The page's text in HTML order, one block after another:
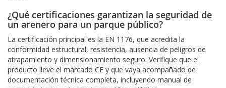
¿Qué certificaciones garantizan la seguridad de
un arenero para un parque público?
La certificación principal es la EN 1176, que acredita la
conformidad estructural, resistencia, ausencia de peligros de
atrapamiento y dimensionamiento seguro. Verifique que el
producto lleve el marcado CE y que vaya acompañado de
documentación técnica completa, incluyendo manual de